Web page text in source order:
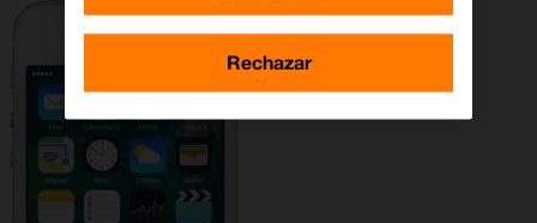
Rechazar